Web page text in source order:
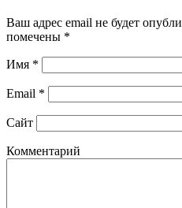
Ваш адрес email не будет
помечены *
Имя *
Email *
Сайт
Комментарий